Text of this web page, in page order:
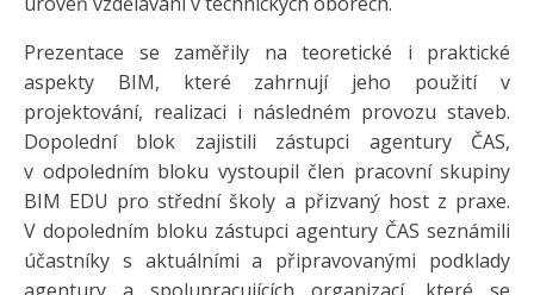
Prezentace se zaměřily na teoretické i praktické
aspekty BIM, které zahrnují jeho použití v
projektování, realizaci i následném provozu staveb.
Dopolední blok zajistili zástupci agentury ČAS,
v odpoledním bloku vystoupil člen pracovní skupiny
BIM EDU pro střední školy a přizvaný host z praxe.
V dopoledním bloku zástupci agentury ČAS seznámili
účastníky s aktuálními a připravovanými podklady